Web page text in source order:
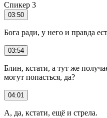
Спикер 3
03:50
Бога ради, у него и правда
03:54
Блин, кстати, а тут же
могут попасться, да?
04:01
А, да, кстати, ещё и стрела.